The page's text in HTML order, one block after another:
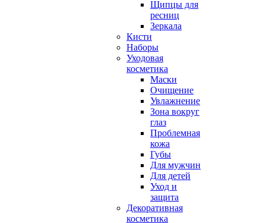
Щипцы для
ресниц
Зеркала
Кисти
Наборы
Уходовая
косметика
Маски
Очищение
Увлажнение
Зона вокруг
глаз
Проблемная
кожа
Губы
Для мужчин
Для детей
Уход и
защита
Декоративная
косметика